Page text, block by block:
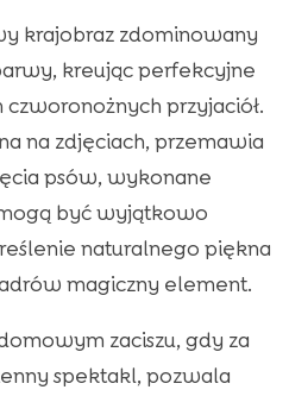
krajobraz zdominowany
kreując perfekcyjne
przyjaciół.
na zdjęciach, przemawia
psów, wykonane
być wyjątkowo
naturalnego piękna
magiczny element.
zaciszu, gdy za
spektakl, pozwala